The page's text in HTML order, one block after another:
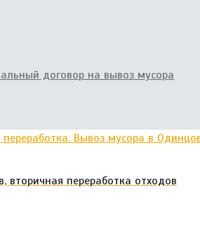
договор на вывоз мусора
вторичная переработка отходов